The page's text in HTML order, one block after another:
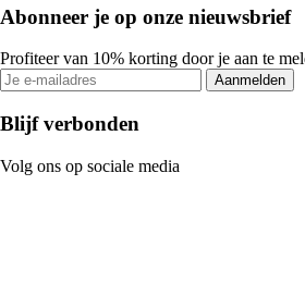
Abonneer je op onze nieuwsbrief
Profiteer van 10% korting door je aan te
Aanmelden
Blijf verbonden
Volg ons op sociale media